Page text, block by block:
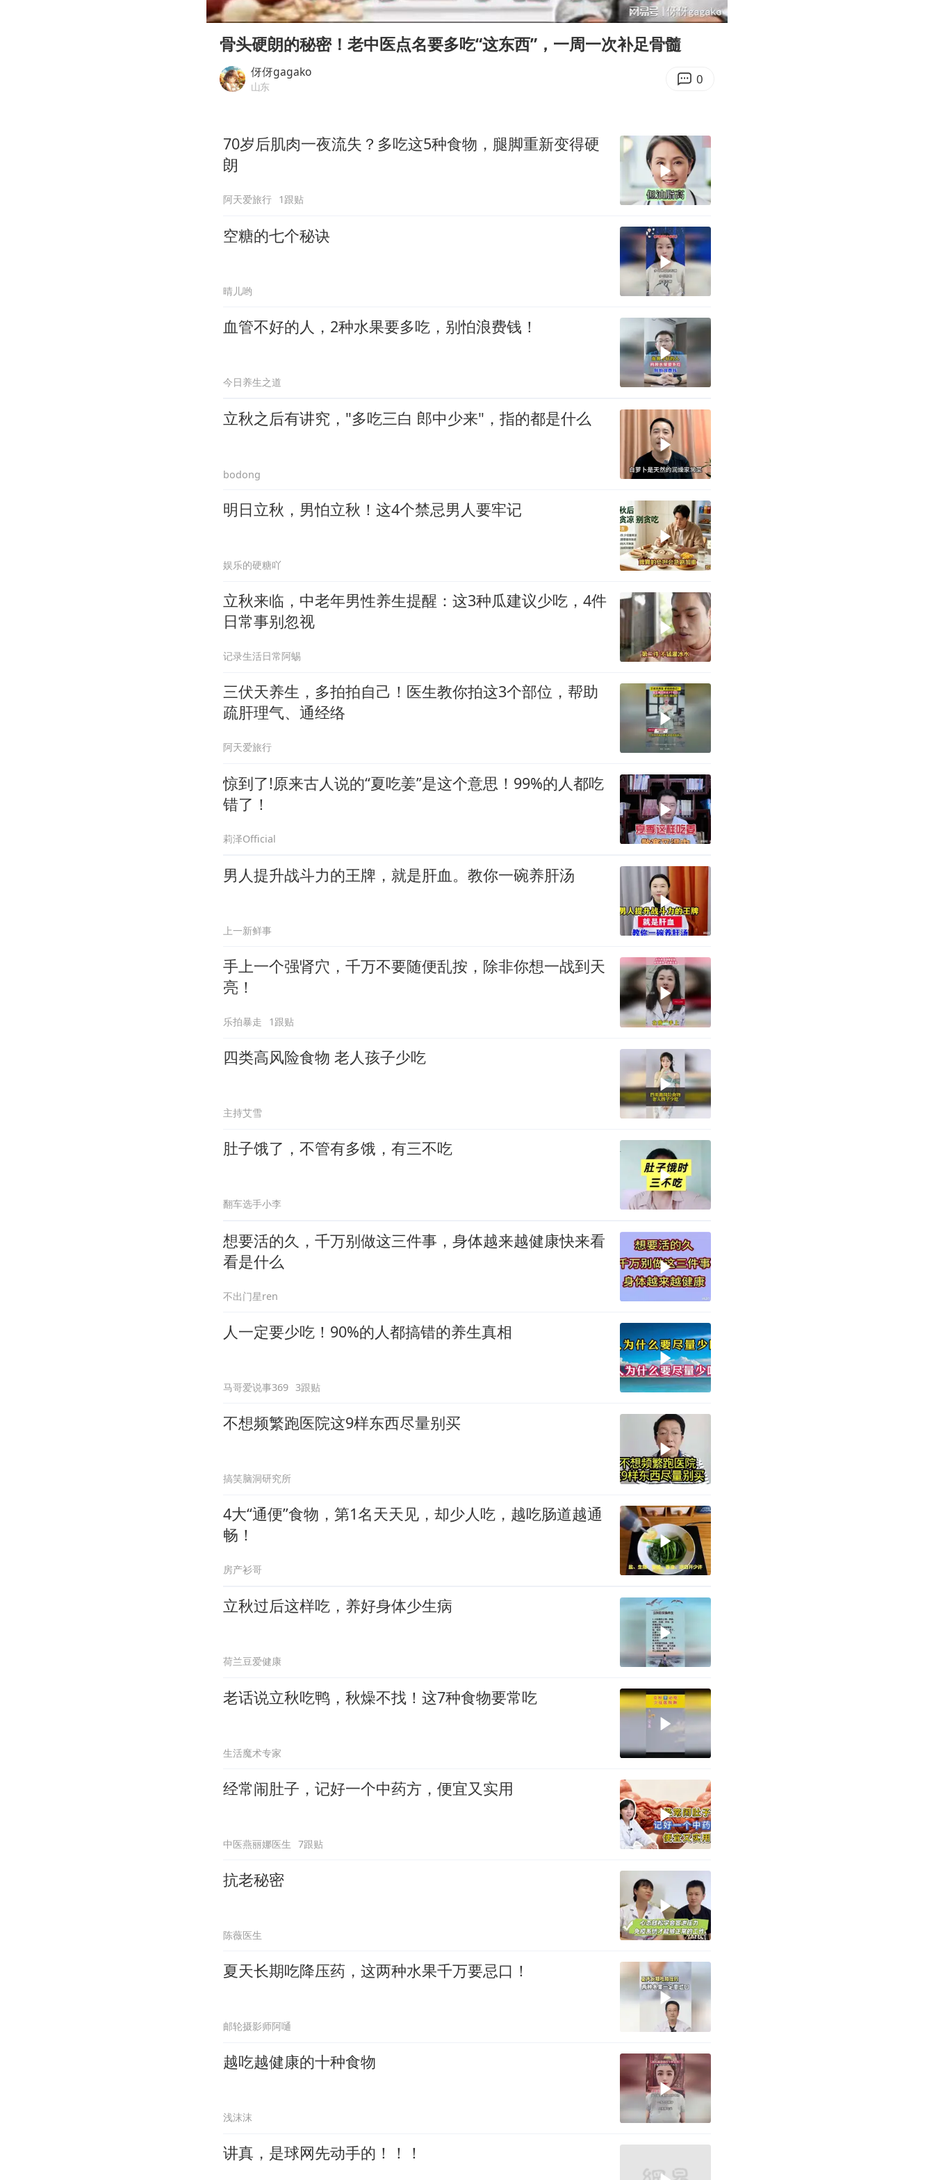
两名乘客在飞机上因调节座椅起冲突
国防部：中国军队坚决反制任何闹海挑衅图谋
“今天得有40℃了吧 为啥还不预警”
00:00 20:18
Enter
骨头硬朗的秘密！老中医点名要多吃“这东西”，一周一次补足骨髓
伢伢gagako
山东 0
70岁后肌肉一夜流失？多吃这5种食物，腿脚重新变得硬
朗
阿天爱旅行 1跟贴
空糖的七个秘诀
晴儿哟
血管不好的人，2种水果要多吃，别怕浪费钱！
今日养生之道
立秋之后有讲究，"多吃三白 郎中少来"，指的都是什么
bodong
明日立秋，男怕立秋！这4个禁忌男人要牢记
娱乐的硬糖吖
立秋来临，中老年男性养生提醒：这3种瓜建议少吃，4件
日常事别忽视
记录生活日常阿蜴
三伏天养生，多拍拍自己！医生教你拍这3个部位，帮助
疏肝理气、通经络
阿天爱旅行
惊到了!原来古人说的“夏吃姜”是这个意思！99%的人都吃
错了！
莉泽Official
男人提升战斗力的王牌，就是肝血。教你一碗养肝汤
上一新鲜事
手上一个强肾穴，千万不要随便乱按，除非你想一战到天
亮！
乐拍暴走 1跟贴
四类高风险食物 老人孩子少吃
主持艾雪
肚子饿了，不管有多饿，有三不吃
翻车选手小李
想要活的久，千万别做这三件事，身体越来越健康快来看
看是什么
不出门星ren
人一定要少吃！90%的人都搞错的养生真相
马哥爱说事369 3跟贴
不想频繁跑医院这9样东西尽量别买
搞笑脑洞研究所
4大“通便”食物，第1名天天见，却少人吃，越吃肠道越通
畅！
房产衫哥
立秋过后这样吃，养好身体少生病
荷兰豆爱健康
老话说立秋吃鸭，秋燥不找！这7种食物要常吃
生活魔术专家
经常闹肚子，记好一个中药方，便宜又实用
中医燕丽娜医生 7跟贴
抗老秘密
陈薇医生
夏天长期吃降压药，这两种水果千万要忌口！
邮轮摄影师阿嗵
越吃越健康的十种食物
浅沫沫
讲真，是球网先动手的！！！